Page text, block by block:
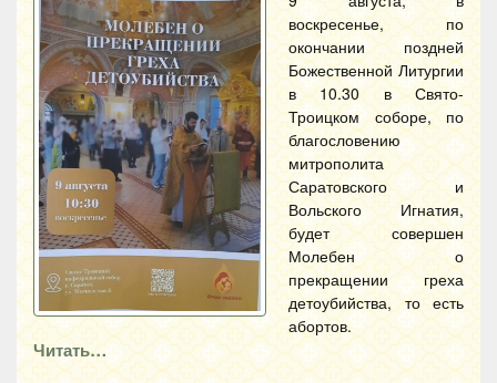
воскресенье, по
окончании поздней
Божественной Литургии
в 10.30 в Свято-
Троицком соборе, по
благословению
митрополита
Саратовского и
Вольского Игнатия,
будет совершен
Молебен о
прекращении греха
детоубийства, то есть
абортов.
Читать…